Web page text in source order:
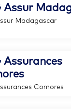
Assur
Madagascar
Assurances
Comores